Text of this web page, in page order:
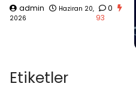
admin
Haziran 20,
2026
0
93
Etiketler